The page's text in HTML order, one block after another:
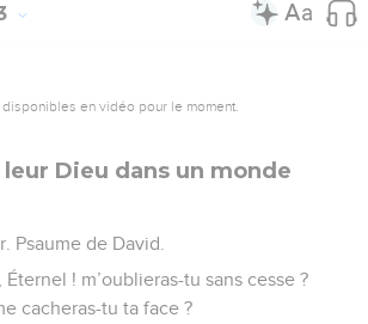
en vidéo pour le moment.
Dieu dans un monde
de David.
! m’oublieras-tu sans cesse ?
cacheras-tu ta face ?